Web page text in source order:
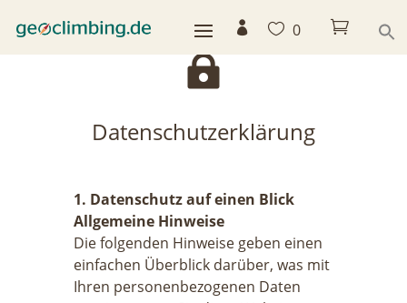
  0 

Datenschutzerklärung
1. Datenschutz auf einen Blick
Allgemeine Hinweise
Die folgenden Hinweise geben einen
einfachen Überblick darüber, was mit
Ihren personenbezogenen Daten